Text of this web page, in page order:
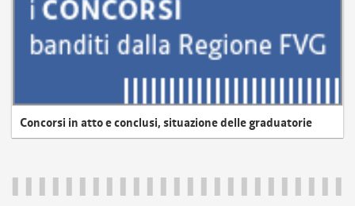
Concorsi in atto e conclusi, situazione delle graduatorie